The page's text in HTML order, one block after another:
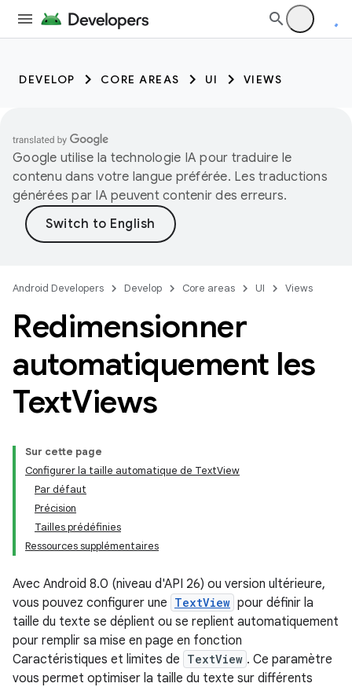
DEVELOP CORE AREAS UI VIEWS
Google utilise la technologie IA pour traduire le
contenu dans votre langue préférée. Les traductions
générées par IA peuvent contenir des erreurs.
Android Developers Develop Core areas UI Views
Redimensionner
automatiquement les
TextViews
Sur cette page
Configurer la taille automatique de TextView
Par défaut
Précision
Tailles prédéfinies
Ressources supplémentaires
Avec Android 8.0 (niveau d'API 26) ou version ultérieure,
vous pouvez configurer une TextView pour définir la
taille du texte se déplient ou se replient automatiquement
pour remplir sa mise en page en fonction
Caractéristiques et limites de TextView . Ce paramètre
vous permet optimiser la taille du texte sur différents